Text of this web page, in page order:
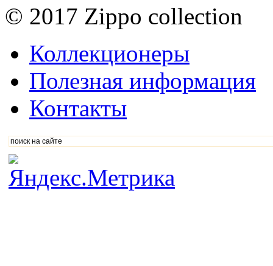
© 2017 Zippo collection
Коллекционеры
Полезная информация
Контакты